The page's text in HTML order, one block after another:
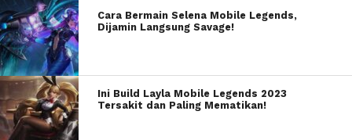
Cara Bermain Selena Mobile Legends,
Dijamin Langsung Savage!
Ini Build Layla Mobile Legends 2023
Tersakit dan Paling Mematikan!